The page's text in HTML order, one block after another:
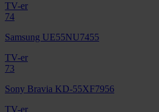
TV-er
74
Samsung UE55NU7455
TV-er
73
Sony Bravia KD-55XF7956
TV-er